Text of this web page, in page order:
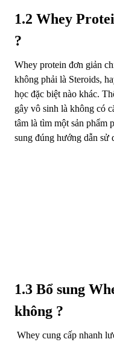
1.2 Whey
?
Whey protein đơn giản
không phải là Steroids,
học đặc biệt nào khác.
gây vô sinh là không có
tâm là tìm một sản phẩm
sung đúng hướng dẫn sử
1.3 Bổ sung
không ?
Whey cung cấp nhanh